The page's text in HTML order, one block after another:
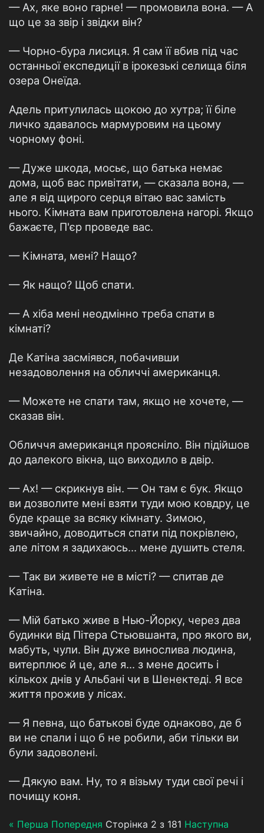
— Ах, яке воно гарне! — промовила вона. — А
що це за звір і звідки він?
— Чорно-бура лисиця. Я сам її вбив під час
останньої експедиції в ірокезькі селища біля
озера Онеїда.
Адель притулилась щокою до хутра; її біле
личко здавалось мармуровим на цьому
чорному фоні.
— Дуже шкода, мосьє, що батька немає
дома, щоб вас привітати, — сказала вона, —
але я від щирого серця вітаю вас замість
нього. Кімната вам приготовлена нагорі. Якщо
бажаєте, П'єр проведе вас.
— Кімната, мені? Нащо?
— Як нащо? Щоб спати.
— А хіба мені неодмінно треба спати в
кімнаті?
Де Катіна засміявся, побачивши
незадоволення на обличчі американця.
— Можете не спати там, якщо не хочете, —
сказав він.
Обличчя американця проясніло. Він підійшов
до далекого вікна, що виходило в двір.
— Ах! — скрикнув він. — Он там є бук. Якщо
ви дозволите мені взяти туди мою ковдру, це
буде краще за всяку кімнату. Зимою,
звичайно, доводиться спати під покрівлею,
але літом я задихаюсь… мене душить стеля.
— Так ви живете не в місті? — спитав де
Катіна.
— Мій батько живе в Нью-Йорку, через два
будинки від Пітера Стьювшанта, про якого ви,
мабуть, чули. Він дуже винослива людина,
витерплює й це, але я… з мене досить і
кількох днів у Альбані чи в Шенектеді. Я все
життя прожив у лісах.
— Я певна, що батькові буде однаково, де б
ви не спали і що б не робили, аби тільки ви
були задоволені.
— Дякую вам. Ну, то я візьму туди свої речі і
почищу коня.
« Перша Попередня Сторінка 2 з 181 Наступна